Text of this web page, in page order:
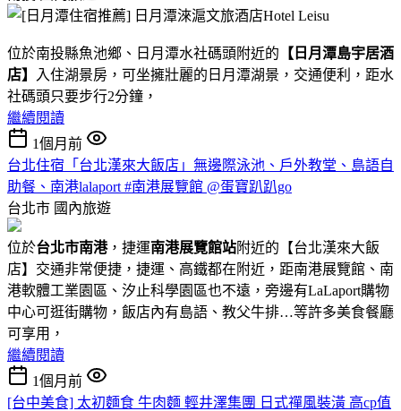
位於南投縣魚池鄉、日月潭水社碼頭附近的 【日月潭島宇居酒
店】
入住湖景房，可坐擁壯麗的日月潭湖景，交通便利，距水
社碼頭只要步行2分鐘，
繼續閱讀
1個月前
台北住宿「台北漢來大飯店」無邊際泳池、戶外教堂、島語自
助餐、南港lalaport #南港展覽館 @蛋寶趴趴go
台北市 國內旅遊
位於台北市南港，捷運南港展覽館站附近的【台北漢來大飯
店】交通非常便捷，捷運、高鐵都在附近，距南港展覽館、南
港軟體工業園區、汐止科學園區也不遠，旁邊有LaLaport購物
中心可逛街購物，飯店內有島語、教父牛排…等許多美食餐廳
可享用，
繼續閱讀
1個月前
[台中美食] 太初麵食 牛肉麵 輕井澤集團 日式禪風裝潢 高cp值